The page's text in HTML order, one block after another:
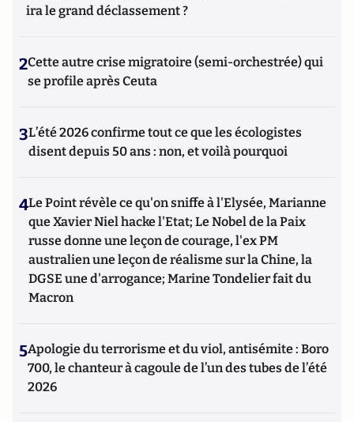
ira le grand déclassement ?
2Cette autre crise migratoire (semi-orchestrée) qui
se profile après Ceuta
3L’été 2026 confirme tout ce que les écologistes
disent depuis 50 ans : non, et voilà pourquoi
4Le Point révèle ce qu'on sniffe à l'Elysée, Marianne
que Xavier Niel hacke l'Etat; Le Nobel de la Paix
russe donne une leçon de courage, l'ex PM
australien une leçon de réalisme sur la Chine, la
DGSE une d'arrogance; Marine Tondelier fait du
Macron
5Apologie du terrorisme et du viol, antisémite : Boro
700, le chanteur à cagoule de l’un des tubes de l’été
2026